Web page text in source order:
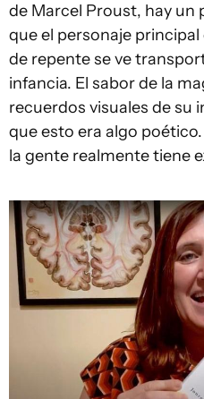
de Marcel Proust, hay un
que el personaje
de repente se ve
infancia. El sabor de la
recuerdos visuales de su
que esto era algo
la gente realmente tiene